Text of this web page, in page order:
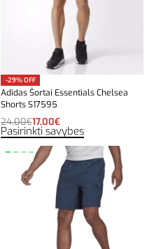
-29% OFF
Adidas Šortai Essentials Chelsea
Shorts S17595
24,00€17,00€
Pasirinkti savybes